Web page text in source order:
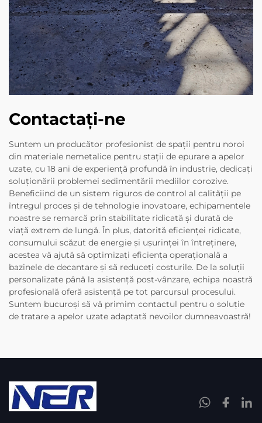
Contactați-ne
Suntem un producător profesionist de spații pentru noroi
din materiale nemetalice pentru stații de epurare a apelor
uzate, cu 18 ani de experiență profundă în industrie, dedicați
soluționării problemei sedimentării mediilor corozive.
Beneficiind de un sistem riguros de control al calității pe
întregul proces și de tehnologie inovatoare, echipamentele
noastre se remarcă prin stabilitate ridicată și durată de
viață extrem de lungă. În plus, datorită eficienței ridicate,
consumului scăzut de energie și ușurinței în întreținere,
acestea vă ajută să optimizați eficiența operațională a
bazinele de decantare și să reduceți costurile. De la soluții
personalizate până la asistență post-vânzare, echipa noastră
profesională oferă asistență pe tot parcursul procesului.
Suntem bucuroși să vă primim contactul pentru o soluție
de tratare a apelor uzate adaptată nevoilor dumneavoastră!